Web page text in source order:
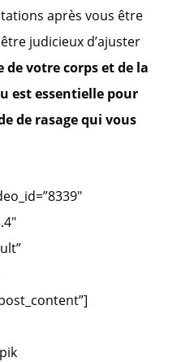
après vous être
judicieux d’ajuster
de votre corps et de la
est essentielle pour
de rasage qui vous